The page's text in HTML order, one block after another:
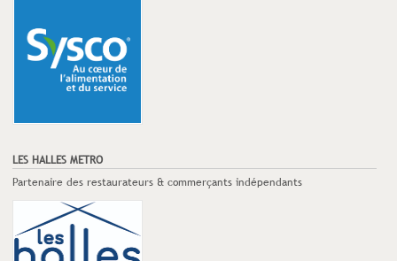
LES HALLES METRO
Partenaire des restaurateurs & commerçants indépendants